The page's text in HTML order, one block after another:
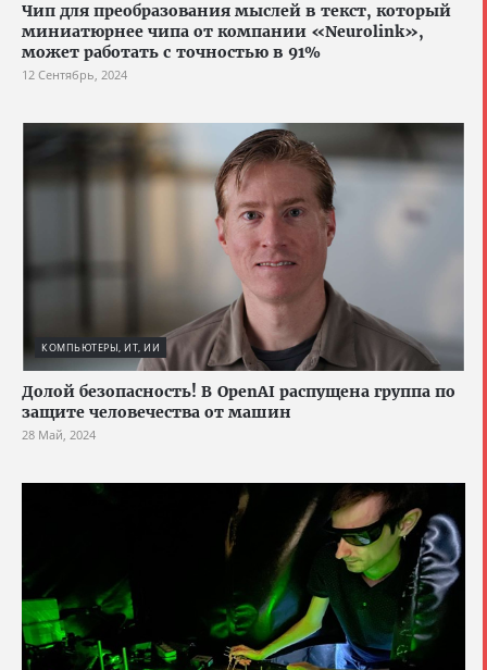
Чип для преобразования мыслей в текст, который
миниатюрнее чипа от компании «Neurolink»,
может работать с точностью в 91%
12 Сентябрь, 2024
КОМПЬЮТЕРЫ, ИТ, ИИ
Долой безопасность! В OpenAI распущена группа по
защите человечества от машин
28 Май, 2024